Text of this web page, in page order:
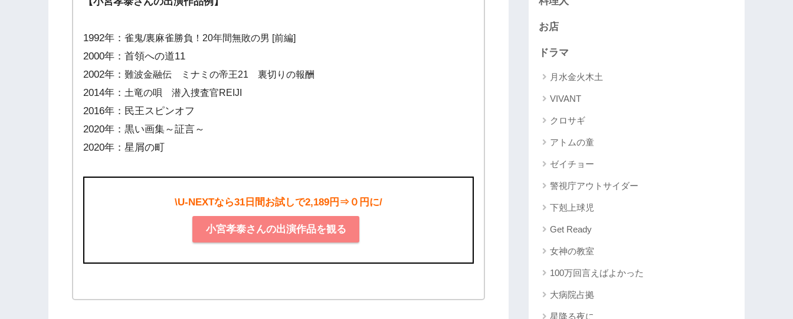
1992年：雀鬼/裏麻雀勝負！20年間無敗の男 [前編]
2000年：首領への道11
2002年：難波金融伝 ミナミの帝王21 裏切りの報酬
2014年： 土竜の唄 潜入捜査官REIJI
2016年：民王スピンオフ
2020年：黒い画集～証言～
2020年：星屑の町
\U-NEXTなら31日間お試しで2,189円⇒０円に/
小宮孝泰さんの出演作品を観る
お店
ドラマ
月水金火木土
VIVANT
クロサギ
アトムの童
ゼイチョー
警視庁アウトサイダー
下剋上球児
Get Ready
女神の教室
100万回言えばよかった
大病院占拠
星降る夜に